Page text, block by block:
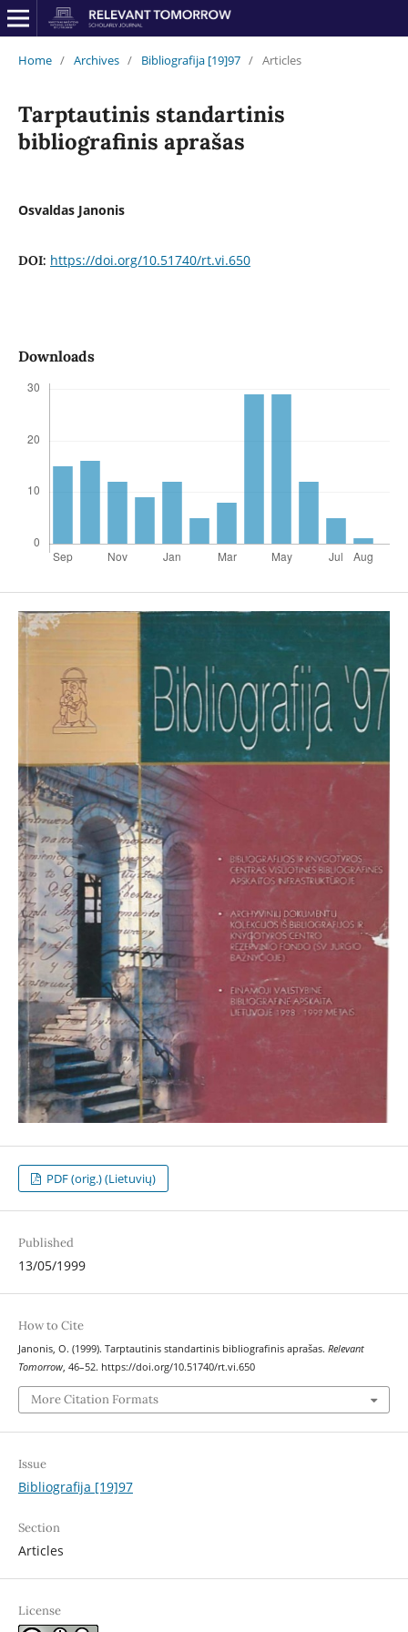
Home / Archives / Bibliografija [19]97 / Articles
Tarptautinis standartinis
bibliografinis aprašas
Osvaldas Janonis
DOI: https://doi.org/10.51740/rt.vi.650
Downloads
PDF (orig.) (Lietuvių)
Published
13/05/1999
How to Cite
Janonis, O. (1999). Tarptautinis standartinis bibliografinis aprašas. Relevant
Tomorrow, 46–52. https://doi.org/10.51740/rt.vi.650
More Citation Formats
Issue
Bibliografija [19]97
Section
Articles
License